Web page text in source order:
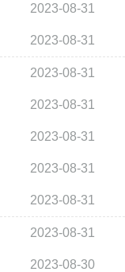
2023-08-31
2023-08-31
2023-08-31
2023-08-31
2023-08-31
2023-08-31
2023-08-31
2023-08-31
2023-08-30